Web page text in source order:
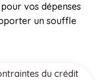
vos dépenses
un souffle
du crédit